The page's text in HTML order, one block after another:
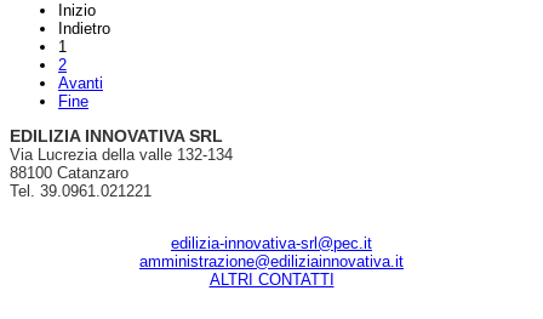
Inizio
Indietro
1
2
Avanti
Fine
EDILIZIA INNOVATIVA SRL
Via Lucrezia della valle 132-134
88100 Catanzaro
Tel. 39.0961.021221
edilizia-innovativa-srl@pec.it
amministrazione@ediliziainnovativa.it
ALTRI CONTATTI